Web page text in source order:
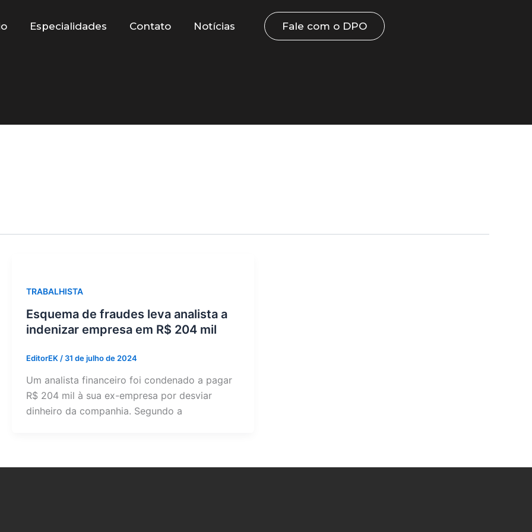
Especialidades Contato Notícias Fale com o DPO
TRABALHISTA
Esquema de fraudes leva analista a
indenizar empresa em R$ 204 mil
EditorEK / 31 de julho de 2024
Um analista financeiro foi condenado a pagar
R$ 204 mil à sua ex-empresa por desviar
dinheiro da companhia. Segundo a